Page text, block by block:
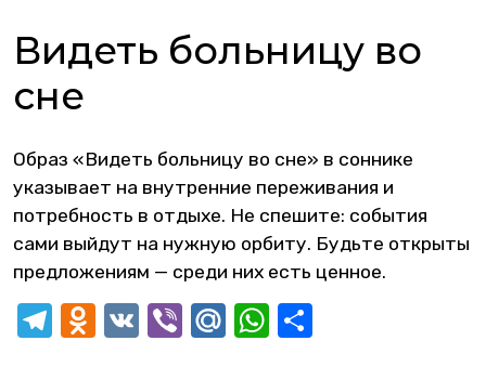
Видеть больницу во
сне
Образ «Видеть больницу во сне» в соннике
указывает на внутренние переживания и
потребность в отдыхе. Не спешите: события
сами выйдут на нужную орбиту. Будьте открыты
предложениям — среди них есть ценное.
Telegram
Odnoklassniki
VK ViberMail.RuWhatsApp